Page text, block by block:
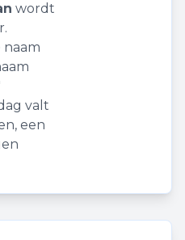
wordt
naam
valt
een